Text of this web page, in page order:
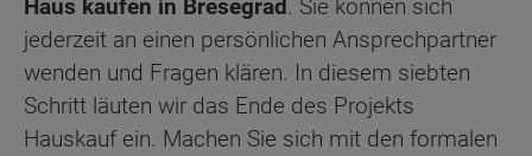
Haus kaufen in Bresegrad . Sie können sich
jederzeit an einen persönlichen Ansprechpartner
wenden und Fragen klären. In diesem siebten
Schritt läuten wir das Ende des Projekts
Hauskauf ein. Machen Sie sich mit den formalen